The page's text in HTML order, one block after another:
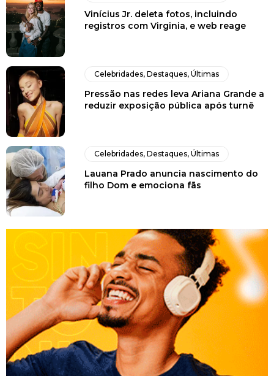
Vinícius Jr. deleta fotos, incluindo
registros com Virginia, e web reage
Celebridades,Destaques,Últimas
Pressão nas redes leva Ariana Grande a
reduzir exposição pública após turnê
Celebridades,Destaques,Últimas
Lauana Prado anuncia nascimento do
filho Dom e emociona fãs